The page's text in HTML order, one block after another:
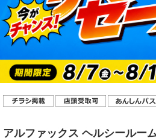
アルファックス ヘルシールー